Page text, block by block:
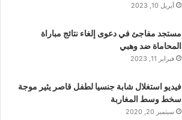
أبريل 10, 2023
مستجد مفاجئ في دعوى إلغاء نتائج مباراة
المحاماة ضد وهبي
فبراير 11, 2023
فيديو استغلال شابة جنسيا لطفل قاصر يثير موجة
سخط وسط المغاربة
سبتمبر 20, 2020